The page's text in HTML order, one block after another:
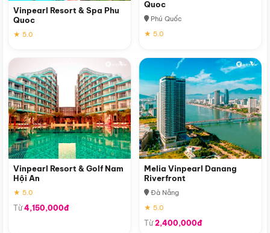
Vinpearl Resort & Spa Phu
Quoc
★ 5.0
Quoc
Phú Quốc
★ 5.0
Vinpearl Resort & Golf Nam
Hội An
★ 5.0
Từ4,150,000đ
Melia Vinpearl Danang
Riverfront
Đà Nẵng
★ 5.0
Từ2,400,000đ